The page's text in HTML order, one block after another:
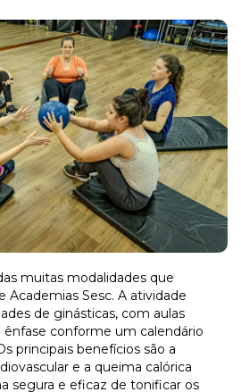
muitas modalidades que
Academias Sesc. A atividade
de ginásticas, com aulas
ênfase conforme um calendário
principais benefícios são a
e a queima calórica
segura e eficaz de tonificar os